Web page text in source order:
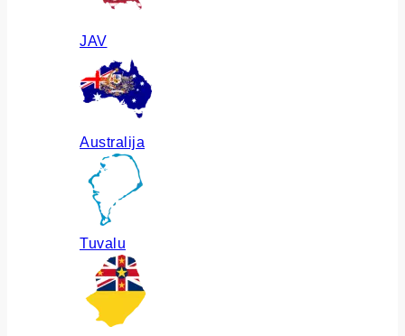
JAV
Australija
Tuvalu